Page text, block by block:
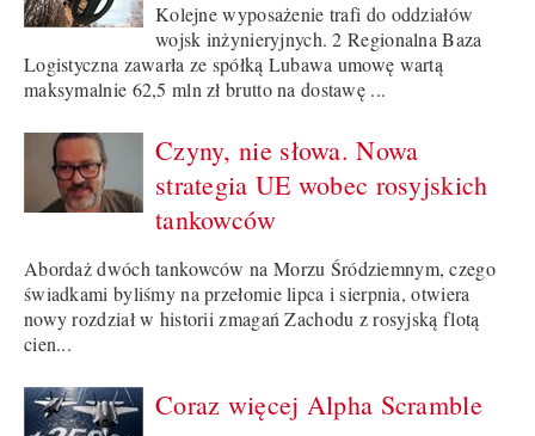
Kolejne wyposażenie trafi do oddziałów
wojsk inżynieryjnych. 2 Regionalna Baza
Logistyczna zawarła ze spółką Lubawa umowę wartą
maksymalnie 62,5 mln zł brutto na dostawę ...
Czyny, nie słowa. Nowa
strategia UE wobec rosyjskich
tankowców
Abordaż dwóch tankowców na Morzu Śródziemnym, czego
świadkami byliśmy na przełomie lipca i sierpnia, otwiera
nowy rozdział w historii zmagań Zachodu z rosyjską flotą
cien...
Coraz więcej Alpha Scramble